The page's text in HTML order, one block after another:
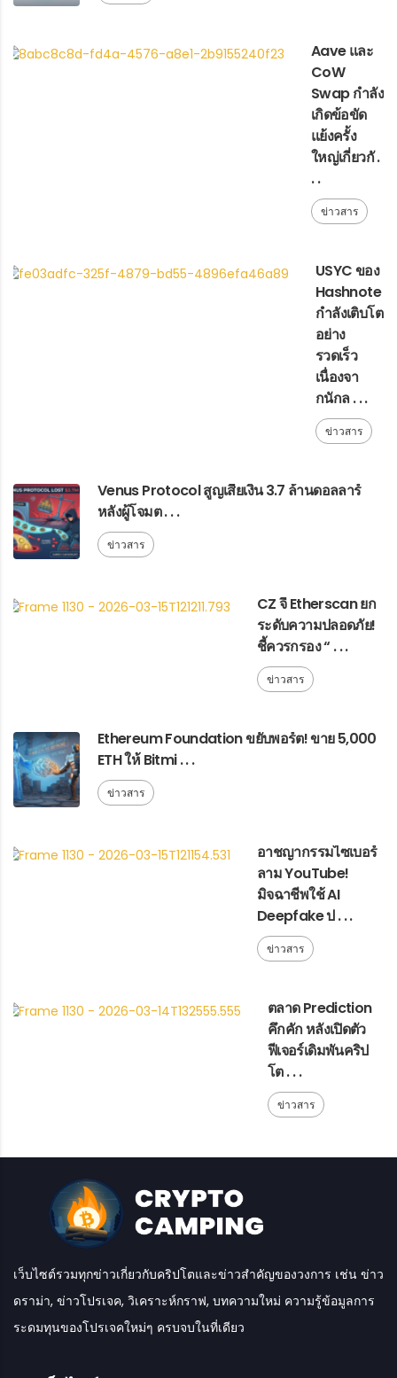
Aave และ
CoW
Swap กำลัง
เกิดข้อขัด
แย้งครั้ง
ใหญ่เกี่ยวกั .
. .
ข่าวสาร
USYC ของ
Hashnote
กำลังเติบโต
อย่าง
รวดเร็ว
เนื่องจา
กนักล . . .
ข่าวสาร
Venus Protocol สูญเสียเงิน 3.7 ล้านดอลลาร์
หลังผู้โจมต . . .
ข่าวสาร
CZ จี้ Etherscan ยก
ระดับความปลอดภัย!
ชี้ควรกรอง “ . . .
ข่าวสาร
Ethereum Foundation ขยับพอร์ต! ขาย 5,000
ETH ให้ Bitmi . . .
ข่าวสาร
อาชญากรรมไซเบอร์
ลาม YouTube!
มิจฉาชีพใช้ AI
Deepfake ป . . .
ข่าวสาร
ตลาด Prediction
คึกคัก หลังเปิดตัว
ฟีเจอร์เดิมพันคริป
โต . . .
ข่าวสาร
เว็บไซต์รวมทุกข่าวเกี่ยวกับคริปโตและข่าวสำคัญของวงการ เช่น ข่าว
ดราม่า, ข่าวโปรเจค, วิเคราะห์กราฟ, บทความใหม่ ความรู้ข้อมูลการ
ระดมทุนของโปรเจคใหม่ๆ ครบจบในที่เดียว